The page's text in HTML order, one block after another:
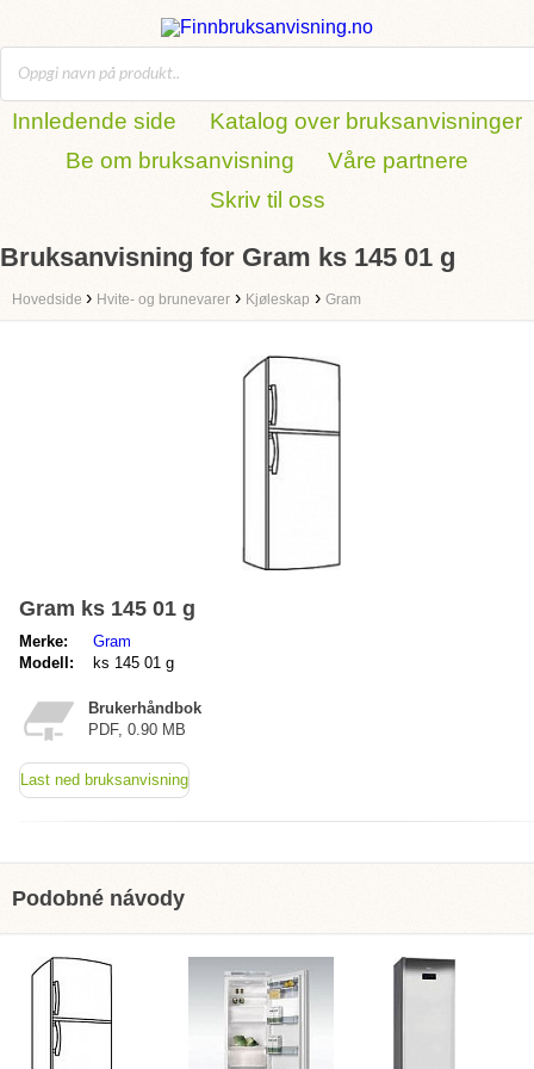
Innledende side
Katalog over bruksanvisninger
Be om bruksanvisning
Våre partnere
Skriv til oss
Bruksanvisning for Gram ks 145 01 g
Hovedside › Hvite- og brunevarer › Kjøleskap › Gram
Gram ks 145 01 g
Merke:
Gram
Modell:
ks 145 01 g
Brukerhåndbok
PDF, 0.90 MB
Last ned bruksanvisning
Podobné návody